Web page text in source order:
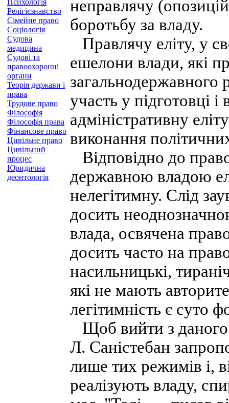
Психологія
Релігієзнавство
Сімейне право
Соціологія
Судова
медицина
Судові та
правоохоронні
органи
Теорія держави і
права
Трудове право
Філософія
Філософія права
Фінансове право
Цивільне право
Цивільний
процес
Юридична
деонтологія
неправлячу
боротьбу за владу.
Правлячу еліту, у
ешелони влади, які
загальнодержавного
участь у підготовці
адміністративну
виконання
Відповідно до
державною владою
нелегітимну. Слід
досить
влада, освячена
досить часто на
насильницькі,
які не мають
легітимність є суто
Щоб вийти з даного
Л. Саністебан
лише тих режимів і,
реалізують владу,